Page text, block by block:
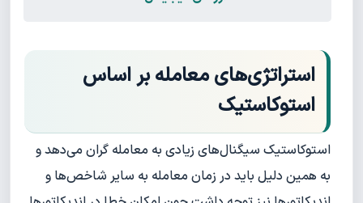
استراتژی‌های معامله بر اساس
استوکاستیک
استوکاستیک سیگنال‌های زیادی به معامله گران می‌دهد و
به همین دلیل باید در زمان معامله به سایر شاخص‌ها و